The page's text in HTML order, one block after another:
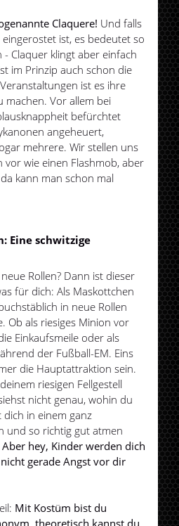
Claquere! Und falls
ist, es bedeutet so
- Claquer klingt aber einfach
im Prinzip auch schon die
ist es ihre
machen. Vor allem bei
befürchtet
angeheuert,
mehrere. Wir stellen uns
vor wie einen Flashmob, aber
kann man schon mal
Eine schwitzige
Rollen? Dann ist dieser
für dich: Als Maskottchen
in neue Rollen
Ob als riesiges Minion vor
Einkaufsmeile oder als
der Fußball-EM. Eins
die Hauptattraktion sein.
riesigen Fellgestell
nicht genau, wohin du
in einem ganz
und so richtig gut atmen
Aber hey, Kinder werden dich
gerade Angst vor dir
Mit Kostüm bist du